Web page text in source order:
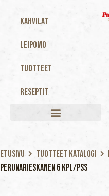
Kahvilat
Leipomo
Tuotteet
Reseptit
Etusivu Tuotteet katalogi
Perunarieskanen 6 kpl/pss